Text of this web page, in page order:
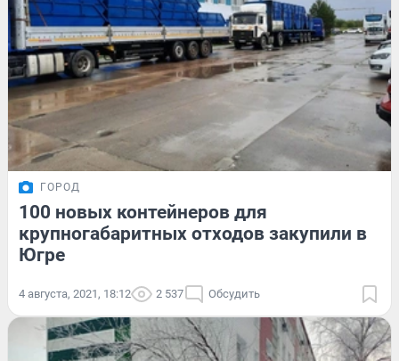
ГОРОД
100 новых контейнеров для
крупногабаритных отходов закупили в
Югре
4 августа, 2021, 18:12 2 537 Обсудить